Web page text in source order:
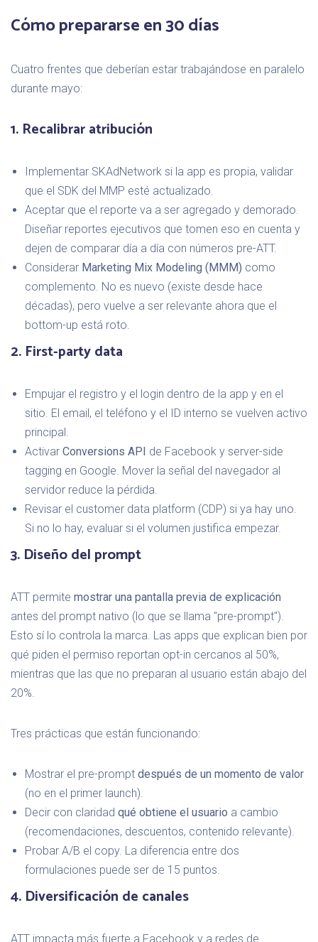
Cómo prepararse en 30 días
Cuatro frentes que deberían estar trabajándose en paralelo
durante mayo:
1. Recalibrar atribución
Implementar SKAdNetwork si la app es propia, validar
que el SDK del MMP esté actualizado.
Aceptar que el reporte va a ser agregado y demorado.
Diseñar reportes ejecutivos que tomen eso en cuenta y
dejen de comparar día a día con números pre-ATT.
Considerar Marketing Mix Modeling (MMM) como
complemento. No es nuevo (existe desde hace
décadas), pero vuelve a ser relevante ahora que el
bottom-up está roto.
2. First-party data
Empujar el registro y el login dentro de la app y en el
sitio. El email, el teléfono y el ID interno se vuelven activo
principal.
Activar Conversions API de Facebook y server-side
tagging en Google. Mover la señal del navegador al
servidor reduce la pérdida.
Revisar el customer data platform (CDP) si ya hay uno.
Si no lo hay, evaluar si el volumen justifica empezar.
3. Diseño del prompt
ATT permite mostrar una pantalla previa de explicación
antes del prompt nativo (lo que se llama "pre-prompt").
Esto sí lo controla la marca. Las apps que explican bien por
qué piden el permiso reportan opt-in cercanos al 50%,
mientras que las que no preparan al usuario están abajo del
20%.
Tres prácticas que están funcionando:
Mostrar el pre-prompt después de un momento de valor
(no en el primer launch).
Decir con claridad qué obtiene el usuario a cambio
(recomendaciones, descuentos, contenido relevante).
Probar A/B el copy. La diferencia entre dos
formulaciones puede ser de 15 puntos.
4. Diversificación de canales
ATT impacta más fuerte a Facebook y a redes de